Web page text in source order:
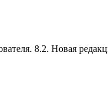
8.2. Новая